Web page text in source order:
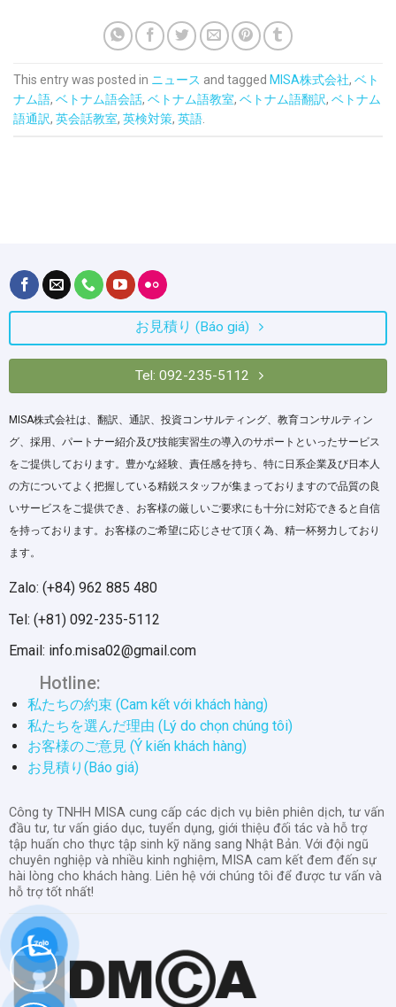
This entry was posted in ニュース and tagged MISA株式会社, ベト
ナム語, ベトナム語会話, ベトナム語教室, ベトナム語翻訳, ベトナム
語通訳, 英会話教室, 英検対策, 英語
お見積り (Báo giá)
Tel: 092-235-5112
MISA株式会社は、翻訳、通訳、投資コンサルティング、教育コンサルティン
グ、採用、パートナー紹介及び技能実習生の導入のサポートといったサービス
をご提供しております。豊かな経験、責任感を持ち、特に日系企業及び日本人
の方についてよく把握している精鋭スタッフが集まっておりますので品質の良
いサービスをご提供でき、お客様の厳しいご要求にも十分に対応できると自信
を持っております。お客様のご希望に応じさせて頂く為、精一杯努力しており
ます。
Zalo: (+84) 962 885 480
Tel: (+81) 092-235-5112
Email: info.misa02@gmail.com
Hotline:
私たちの約束 (Cam kết với khách hàng)
私たちを選んだ理由 (Lý do chọn chúng tôi)
お客様のご意見 (Ý kiến khách hàng)
お見積り(Báo giá)
Công ty TNHH MISA cung cấp các dịch vụ biên phiên dịch, tư vấn
đầu tư, tư vấn giáo dục, tuyển dụng, giới thiệu đối tác và hỗ trợ
tập huấn cho thực tập sinh kỹ năng sang Nhật Bản. Với đội ngũ
chuyên nghiệp và nhiều kinh nghiệm, MISA cam kết đem đến sự
hài lòng cho khách hàng. Liên hệ với chúng tôi để được tư vấn và
hỗ trợ tốt nhất!